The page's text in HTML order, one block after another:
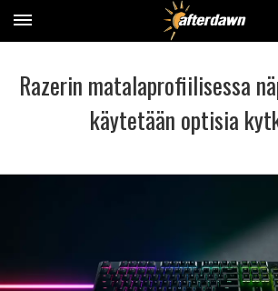
Razerin matalaprofiilisessa
käytetään optisia